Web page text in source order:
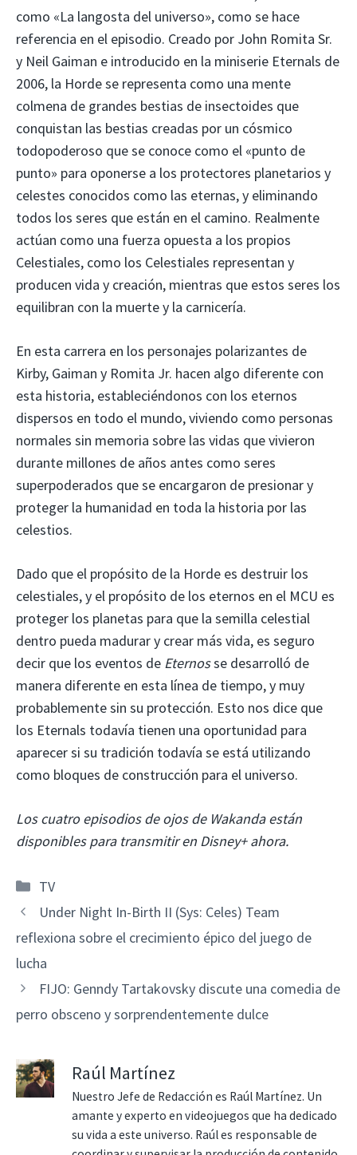
como «La langosta del universo», como se hace
referencia en el episodio. Creado por John Romita Sr.
y Neil Gaiman e introducido en la miniserie Eternals de
2006, la Horde se representa como una mente
colmena de grandes bestias de insectoides que
conquistan las bestias creadas por un cósmico
todopoderoso que se conoce como el «punto de
punto» para oponerse a los protectores planetarios y
celestes conocidos como las eternas, y eliminando
todos los seres que están en el camino. Realmente
actúan como una fuerza opuesta a los propios
Celestiales, como los Celestiales representan y
producen vida y creación, mientras que estos seres los
equilibran con la muerte y la carnicería.
En esta carrera en los personajes polarizantes de
Kirby, Gaiman y Romita Jr. hacen algo diferente con
esta historia, estableciéndonos con los eternos
dispersos en todo el mundo, viviendo como personas
normales sin memoria sobre las vidas que vivieron
durante millones de años antes como seres
superpoderados que se encargaron de presionar y
proteger la humanidad en toda la historia por las
celestios.
Dado que el propósito de la Horde es destruir los
celestiales, y el propósito de los eternos en el MCU es
proteger los planetas para que la semilla celestial
dentro pueda madurar y crear más vida, es seguro
decir que los eventos de Eternosse desarrolló de
manera diferente en esta línea de tiempo, y muy
probablemente sin su protección. Esto nos dice que
los Eternals todavía tienen una oportunidad para
aparecer si su tradición todavía se está utilizando
como bloques de construcción para el universo.
Los cuatro episodios de ojos de Wakanda están
disponibles para transmitir en Disney+ ahora.
Categorías
TV
Under Night In-Birth II (Sys: Celes) Team
reflexiona sobre el crecimiento épico del juego de
lucha
FIJO: Genndy Tartakovsky discute una comedia de
perro obsceno y sorprendentemente dulce
Raúl Martínez
Nuestro Jefe de Redacción es Raúl Martínez. Un
amante y experto en videojuegos que ha dedicado
su vida a este universo. Raúl es responsable de